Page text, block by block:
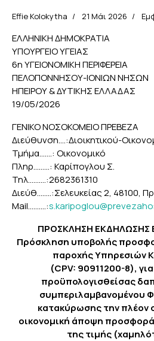
Effie Kolokytha 21 Μάι 2026
ΕΛΛΗΝΙΚΗ ΔΗΜΟΚΡΑΤΙΑ
ΥΠΟΥΡΓΕΙΟ ΥΓΕΙΑΣ
6η ΥΓΕΙΟΝΟΜΙΚΗ ΠΕΡΙΦΕΡΕΙΑ
ΠΕΛΟΠΟΝΝΗΣΟΥ-ΙΟΝΙΩΝ ΝΗΣΩΝ
ΗΠΕΙΡΟΥ & ΔΥΤΙΚΗΣ
19/05/2026
ΓΕΝΙΚΟ ΝΟΣΟΚΟΜΕΙΟ
Διεύθυνση....:Διοικητικού-
Τμήμα…….: Οικονομικό
Πληρ……...: Καρίπογλου Σ.
Τηλ……….:2682361310
Διεύθ……..:Σελευκείας 2, 48100,
Mail……....:
ΠΡΟΣΚΛΗΣΗ ΕΚΔΗΛΩΣΗΣ
Πρόσκληση υποβολής
παροχής Υπηρεσιών
(CPV: 90911200-8),
προϋπολογισθείσας
συμπεριλαμβανομένου
κατακύρωσης την
οικονομική άποψη
της τιμής